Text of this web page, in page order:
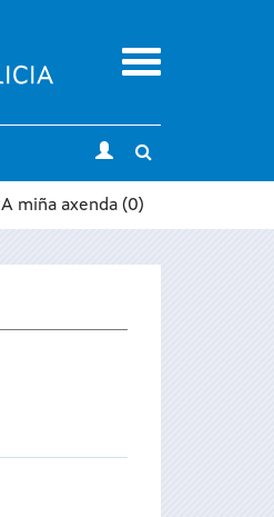
Menu
search
A miña axenda (0)